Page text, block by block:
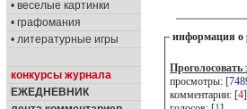
• веселые картинки
• графомания
• литературные игры
конкурсы журнала
ЕЖЕДНЕВНИК
информация о
Проголосовать
просмотры: [
комментарии: [4]